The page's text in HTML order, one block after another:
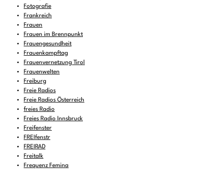
Fotografie
Frankreich
Frauen
Frauen im Brennpunkt
Frauengesundheit
Frauenkampftag
Frauenvernetzung Tirol
Frauenwelten
Freiburg
Freie Radios
Freie Radios Österreich
freies Radio
Freies Radio Innsbruck
Freifenster
FREIfenstr
FREIRAD
Freitalk
Frequenz Femina